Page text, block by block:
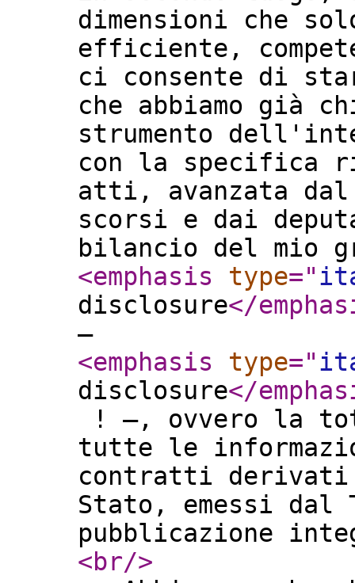
dimensioni che
efficiente,
ci consente di
che abbiamo già
strumento
con la specifica
atti, avanzata
scorsi e dai
bilancio del mio
<emphasis
type="
disclosure</
–
<emphasis
type="
disclosure</
! –, ovvero la
tutte le
contratti
Stato, emessi
pubblicazione
<br/>